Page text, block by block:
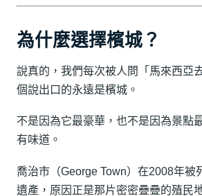
為什麼選擇檳城？
說真的，我們每次被人問「馬來西亞
個說出口的永遠是檳城。
不是因為它最豪華，也不是因為景
有味道。
喬治市（George Town）在2008年被
遺產，原因正是那片密密疊疊的殖民